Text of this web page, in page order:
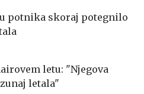
potnika skoraj potegnilo
letu: "Njegova
letala"